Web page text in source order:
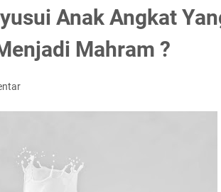
Anak Angkat
Mahram ?